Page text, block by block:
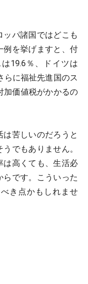
ッパ諸国ではどこも
例を挙げますと、付
19.6％、ドイツは
らに福祉先進国のス
加価値税がかかるの
苦しいのだろうと
でもありません。
は高くても、生活必
です。こういった
き点かもしれませ